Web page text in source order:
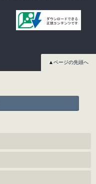
▲ページの先頭へ